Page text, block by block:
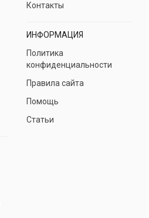
Контакты
ИНФОРМАЦИЯ
Политика
конфиденциальности
Правила сайта
Помощь
Статьи